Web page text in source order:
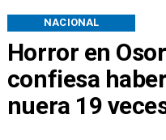
Horror en
confiesa
nuera 19
NACIONAL